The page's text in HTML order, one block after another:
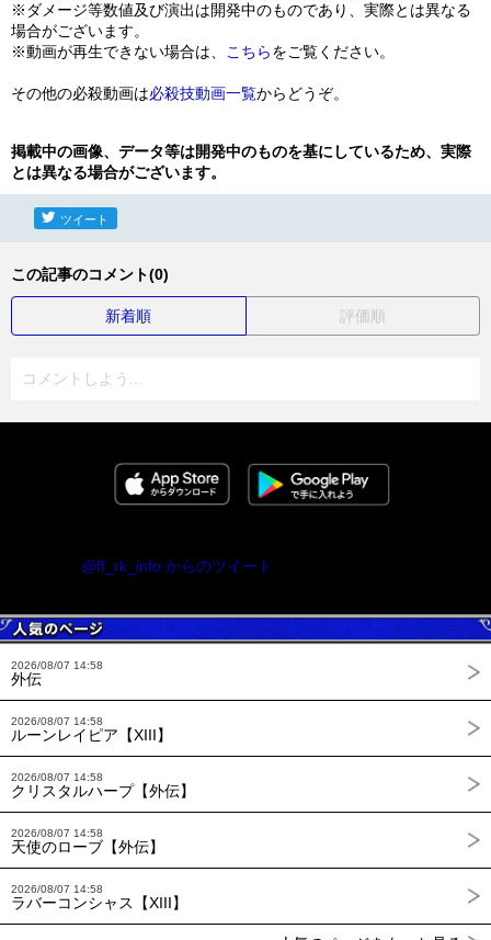
※ダメージ等数値及び演出は開発中のものであり、実際とは異なる
場合がございます。
※動画が再生できない場合は、
こちらをご覧ください。
その他の必殺動画は必殺技動画一覧からどうぞ。
掲載中の画像、データ等は開発中のものを基にしているため、実際
とは異なる場合がございます。
ツイート
この記事のコメント(0)
新着順 評価順
コメントしよう...
@ff_rk_info からのツイート
2026/08/07 14:58
外伝
2026/08/07 14:58
ルーンレイピア【XIII】
2026/08/07 14:58
クリスタルハープ【外伝】
2026/08/07 14:58
天使のローブ【外伝】
2026/08/07 14:58
ラバーコンシャス【XIII】